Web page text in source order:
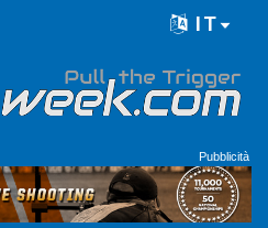
IT
Pubblicità